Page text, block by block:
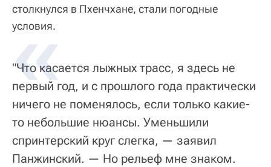
столкнулся в Пхенчхане, стали погодные
условия.
"Что касается лыжных трасс, я здесь не
первый год, и с прошлого года практически
ничего не поменялось, если только какие-
то небольшие нюансы. Уменьшили
спринтерский круг слегка, — заявил
Панжинский. — Но рельеф мне знаком.